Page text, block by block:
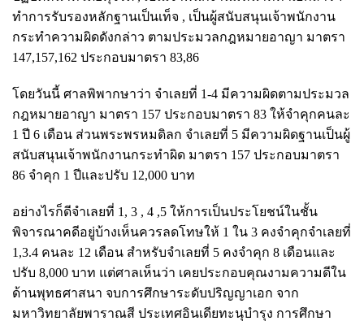
ทำการรับรองหลักฐานเป็นเท็จ , เป็นผู้สนับสนุนเจ้าพนักงาน
กระทำความผิดดังกล่าว ตามประมวลกฎหมายอาญา มาตรา
147,157,162 ประกอบมาตรา 83,86
โดยวันนี้ ศาลพิพากษาว่า จำเลยที่ 1-4 มีความผิดตามประมวล
กฎหมายอาญา มาตรา 157 ประกอบมาตรา 83 ให้จำคุกคนละ
1 ปี 6 เดือน ส่วนพระพรหมดิลก จำเลยที่ 5 มีความผิดฐานเป็นผู้
สนับสนุนเจ้าพนักงานกระทำผิด มาตรา 157 ประกอบมาตรา
86 จำคุก 1 ปีและปรับ 12,000 บาท
อย่างไรก็ดีจำเลยที่ 1, 3 , 4 ,5 ให้การเป็นประโยชน์ในชั้น
พิจารณาคดีอยู่บ้างเห็นควรลดโทษให้ 1 ใน 3 คงจำคุกจำเลยที่
1,3.4 คนละ 12 เดือน สำหรับจำเลยที่ 5 คงจำคุก 8 เดือนและ
ปรับ 8,000 บาท แต่ศาลเห็นว่า เคยประกอบคุณงามความดีใน
ด้านพุทธศาสนา จบการศึกษาระดับปริญญาเอก จาก
มหาวิทยาลัยพาราณสี ประเทศอินเดียทะนุบํารุง การศึกษา